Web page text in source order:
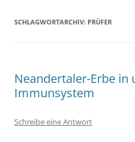
SCHLAGWORTARCHIV: PRÜFER
Neandertaler-Erbe in
Immunsystem
Schreibe eine Antwort